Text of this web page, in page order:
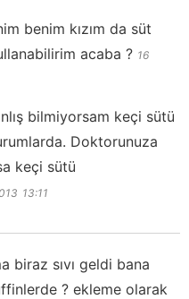
benim kızım da süt
acaba ? 16
bilmiyorsam keçi sütü
Doktorunuza
keçi sütü
13:11
biraz sıvı geldi bana
? ekleme olarak